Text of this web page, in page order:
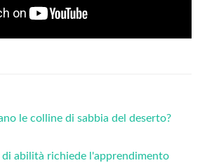
le colline di sabbia del deserto?
abilità richiede l'apprendimento